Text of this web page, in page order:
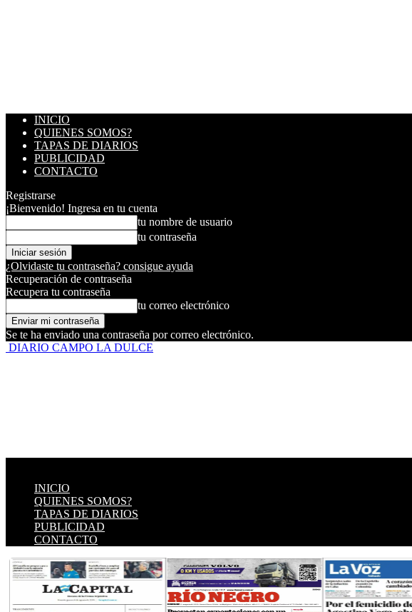
INICIO
QUIENES SOMOS?
TAPAS DE DIARIOS
PUBLICIDAD
CONTACTO
Registrarse
¡Bienvenido! Ingresa en tu cuenta
tu nombre de usuario
tu contraseña
¿Olvidaste tu contraseña? consigue ayuda
Recuperación de contraseña
Recupera tu contraseña
tu correo electrónico
Se te ha enviado una contraseña por correo electrónico.
DIARIO CAMPO LA DULCE
INICIO
QUIENES SOMOS?
TAPAS DE DIARIOS
PUBLICIDAD
CONTACTO